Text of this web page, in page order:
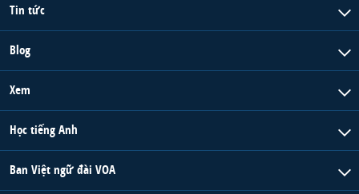
Tin tức
Blog
Xem
Học tiếng Anh
Ban Việt ngữ đài VOA